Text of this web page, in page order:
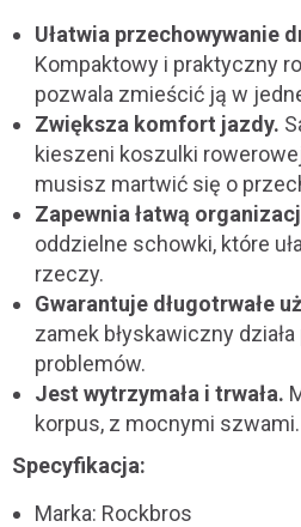
Ułatwia przechowywanie
Kompaktowy i praktyczny
pozwala zmieścić ją w
Zwiększa komfort jazdy.
kieszeni koszulki
musisz martwić się o
Zapewnia łatwą
oddzielne schowki, które
rzeczy.
Gwarantuje długotrwałe
zamek błyskawiczny
problemów.
Jest wytrzymała i trwała.
korpus, z mocnymi szwami.
Specyfikacja:
Marka: Rockbros